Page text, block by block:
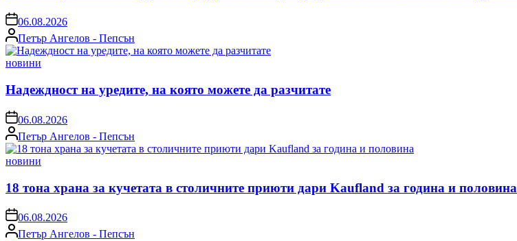
on06.08.2026
Posted
by
Петър Ангелов - Пепсън
Posted
новини
Надеждност на уредите, на която можете да разчитате
on06.08.2026
Posted
by
Петър Ангелов - Пепсън
Posted
новини
18 тона храна за кучетата в столичните приюти дари Kaufland за година и половина
on06.08.2026
PostedПетър Ангелов - Пепсън